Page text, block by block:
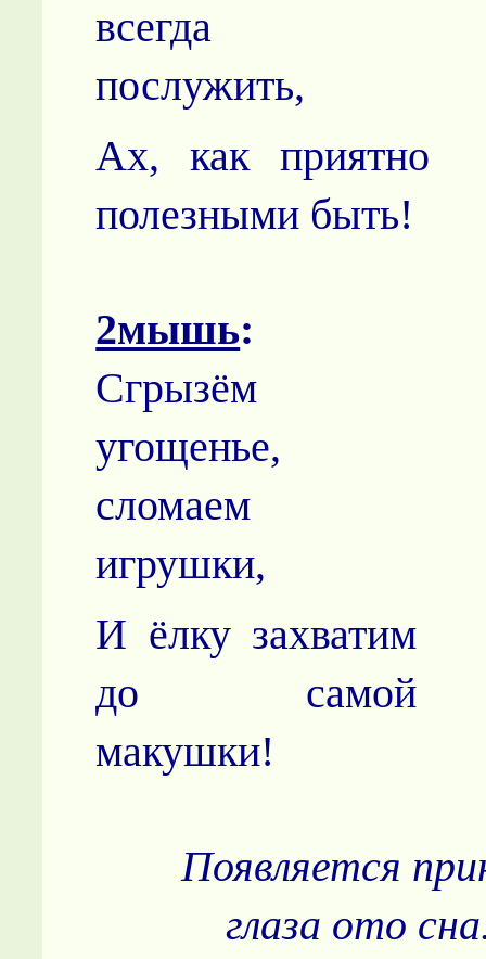
всегда
послужить,
Ах, как приятно
полезными быть!
2мышь:
Сгрызём
угощенье,
сломаем
игрушки,
И ёлку захватим
до самой
макушки!
Появляется
глаза ото